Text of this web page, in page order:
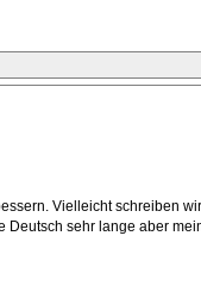
Vielleicht schreiben
sehr lange aber